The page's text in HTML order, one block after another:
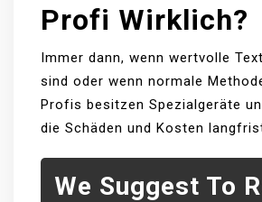
Profi Wirklich?
Immer dann, wenn wertvolle
sind oder wenn normale
Profis besitzen Spezialgeräte
die Schäden und Kosten
We Suggest To